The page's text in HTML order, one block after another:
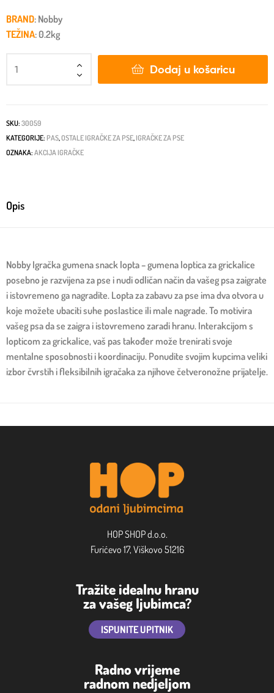
BRAND: Nobby
TEŽINA: 0.2kg
Dodaj u košaricu
SKU: 30059
KATEGORIJE: PAS,OSTALE IGRAČKE ZA PSE, IGRAČKE ZA PSE
OZNAKA: AKCIJA IGRAČKE
Opis
Nobby Igračka gumena snack lopta – gumena loptica za grickalice
posebno je razvijena za pse i nudi odličan način da vašeg psa zaigrate
i istovremeno ga nagradite. Lopta za zabavu za pse ima dva otvora u
koje možete ubaciti suhe poslastice ili male nagrade. To motivira
vašeg psa da se zaigra i istovremeno zaradi hranu. Interakcijom s
lopticom za grickalice, vaš pas također može trenirati svoje
mentalne sposobnosti i koordinaciju. Ponudite svojim kupcima veliki
izbor čvrstih i fleksibilnih igračaka za njihove četveronožne prijatelje.
HOP SHOP d.o.o.
Furićevo 17, Viškovo 51216
Tražite idealnu hranu
za vašeg ljubimca?
ISPUNITE UPITNIK
Radno vrijeme
radnom nedjeljom